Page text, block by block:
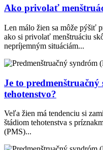
Ako privolať
Len málo žien sa môže pýšiť
ako si privolať menštruáciu
nepríjemným situáciám...
Je to
tehotenstvo?
Veľa žien má tendenciu si
štádiom tehotenstva s
(PMS)...